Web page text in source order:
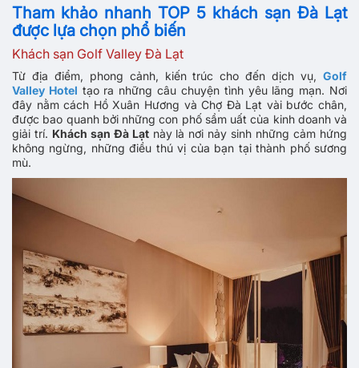
Tham khảo nhanh TOP 5 khách sạn Đà Lạt
được lựa chọn phổ biến
Khách sạn Golf Valley Đà Lạt
Từ địa điểm, phong cảnh, kiến trúc cho đến dịch vụ, Golf
Valley Hotel tạo ra những câu chuyện tình yêu lãng mạn. Nơi
đây nằm cách Hồ Xuân Hương và Chợ Đà Lạt vài bước chân,
được bao quanh bởi những con phố sầm uất của kinh doanh và
giải trí. Khách sạn Đà Lạtnày là nơi nảy sinh những cảm hứng
không ngừng, những điều thú vị của bạn tại thành phố sương
mù.